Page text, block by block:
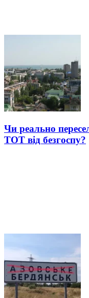
Чи реально
ТОТ від безгоспу?